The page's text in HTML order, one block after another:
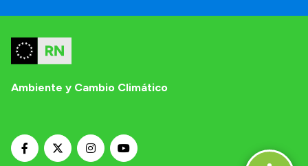
Ambiente y Cambio Climático